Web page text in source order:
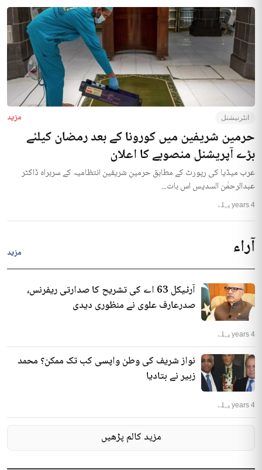
انٹرنیشنل مزید
حرمین شریفین میں کورونا کے بعد رمضان کیلئے
بڑے آپریشنل منصوبے کا اعلان
عرب میڈیا کی رپورٹ کے مطابق حرمین شریفین انتظامیہ کے سربراہ ڈاکٹر
عبدالرحمٰن السدیس اس بات...
4 years پہلے
آراء مزید
آرٹیکل 63 اے کی تشریح کا صدارتی ریفرنس،
صدرعارف علوی نے منظوری دیدی
4 years پہلے
نواز شریف کی وطن واپسی کب تک ممکن؟ محمد
زبیر نے بتادیا
4 years پہلے
مزید کالم پڑھیں